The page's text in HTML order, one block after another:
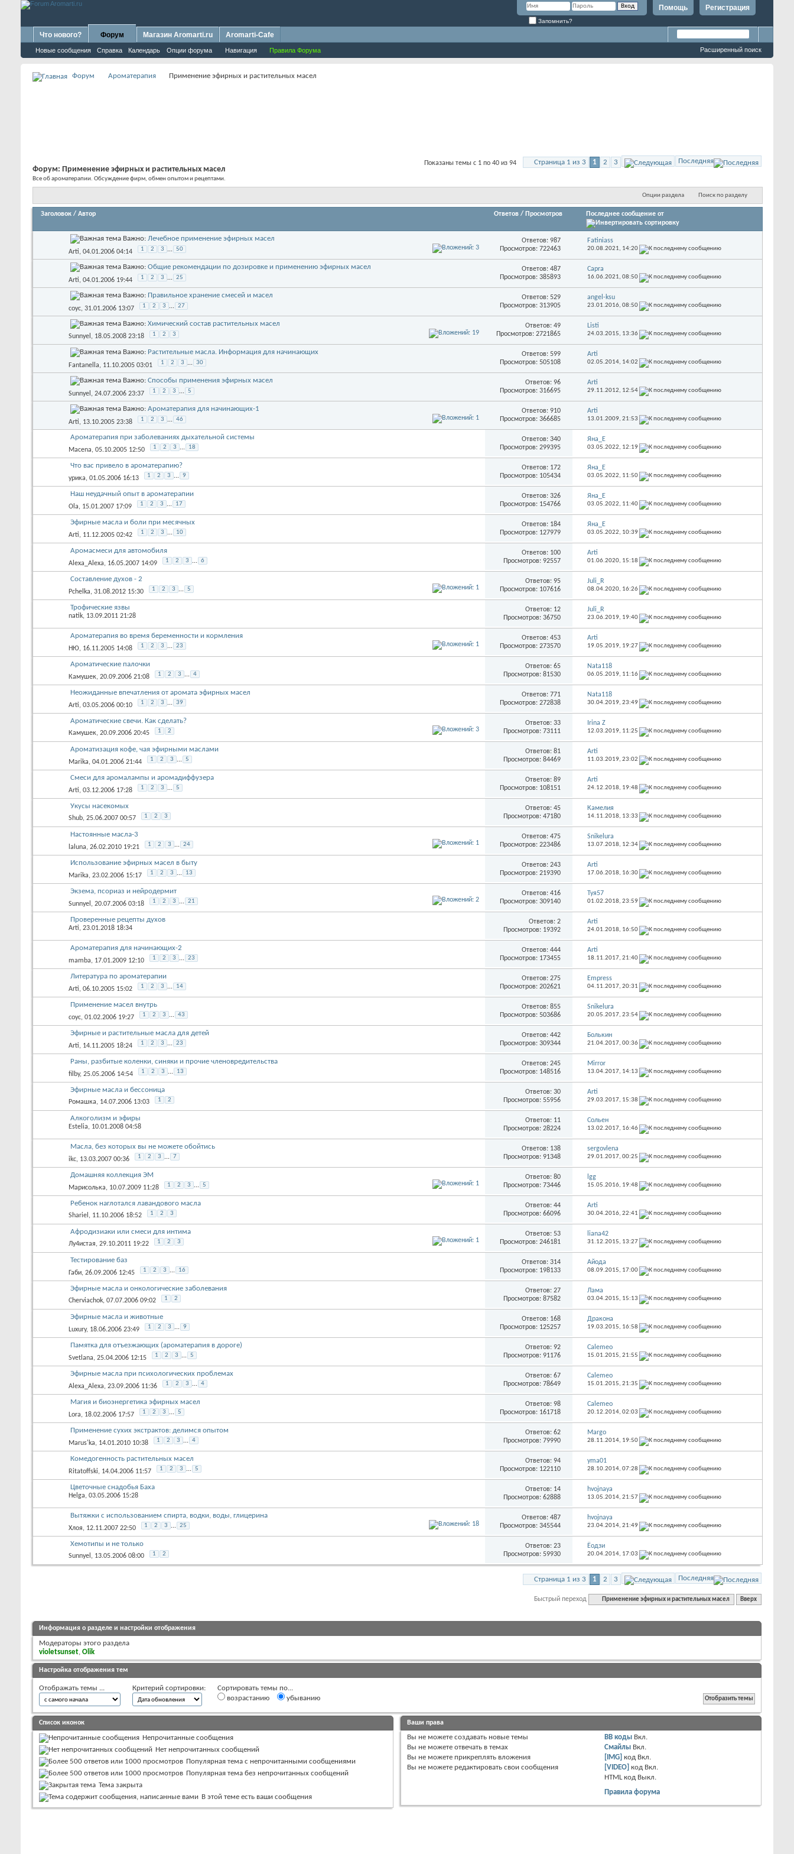
Регистрация
Помощь
Запомнить?
Что нового? Форум
Новые сообщения Справка Календарь Опции форума Навигация Правила Форума
Магазин Aromarti.ru Aromarti-Cafe
Расширенный поиск
Форум Ароматерапия Применение эфирных и растительных масел
Страница 1 из 3 1 2 3 Последняя
Показаны темы с 1 по 40 из 94
Форум: Применение эфирных и растительных масел
Все об ароматерапии. Обсуждение фирм, обмен опытом и рецептами.
Опции раздела Поиск по разделу
Заголовок / Автор Ответов / Просмотров Последнее сообщение от
Важно: Лечебное применение эфирных масел
Arti, 04.01.2006 04:14 1 2 3 ... 50
Ответов: 987
Просмотров: 722463
Fatiniass
20.08.2021, 14:20
Важно: Общие рекомендации по дозировке и применению эфирных масел
Arti, 04.01.2006 19:44 1 2 3 ... 25
Ответов: 487
Просмотров: 385893
Capra
16.06.2021, 08:50
Важно: Правильное хранение смесей и масел
соус, 31.01.2006 13:07 1 2 3 ... 27
Ответов: 529
Просмотров: 313905
angel-ksu
23.01.2016, 08:50
Важно: Химический состав растительных масел
Sunnyel , 18.05.2008 23:18 1 2 3
Ответов: 49
Просмотров: 2721865
Listi
24.03.2015, 13:36
Важно: Растительные масла. Информация для начинающих
Fantanella, 11.10.2005 03:01 1 2 3 ... 30
Ответов: 599
Просмотров: 505108
Arti
02.05.2014, 14:02
Важно: Способы применения эфирных масел
Sunnyel , 24.07.2006 23:37 1 2 3 ... 5
Ответов: 96
Просмотров: 316695
Arti
29.11.2012, 12:54
Важно: Ароматерапия для начинающих-1
Arti, 13.10.2005 23:38 1 2 3 ... 46
Ответов: 910
Просмотров: 366685
Arti
13.01.2009, 21:53
Ароматерапия при заболеваниях дыхательной системы
Macena, 05.10.2005 12:50 1 2 3 ... 18
Ответов: 340
Просмотров: 299395
Яна_Е
03.05.2022, 12:19
Что вас привело в ароматерапию?
урика, 01.05.2006 16:13 1 2 3 ... 9
Ответов: 172
Просмотров: 105434
Яна_Е
03.05.2022, 11:50
Наш неудачный опыт в ароматерапии
Ola, 15.01.2007 17:09 1 2 3 ... 17
Ответов: 326
Просмотров: 154766
Яна_Е
03.05.2022, 11:40
Эфирные масла и боли при месячных
Arti, 11.12.2005 02:42 1 2 3 ... 10
Ответов: 184
Просмотров: 127979
Яна_Е
03.05.2022, 10:39
Аромасмеси для автомобиля
Alexa_Alexa, 16.05.2007 14:09 1 2 3 ... 6
Ответов: 100
Просмотров: 92557
Arti
01.06.2020, 15:18
Составление духов - 2
Pchelka, 31.08.2012 15:30 1 2 3 ... 5
Ответов: 95
Просмотров: 107616
Juli_R
08.04.2020, 16:26
Трофические язвы
natik, 13.09.2011 21:28
Ответов: 12
Просмотров: 36750
Juli_R
23.06.2019, 19:40
Ароматерапия во время беременности и кормления
НЮ, 16.11.2005 14:08 1 2 3 ... 23
Ответов: 453
Просмотров: 273570
Arti
19.05.2019, 19:27
Ароматические палочки
Камушек, 20.09.2006 21:08 1 2 3 ... 4
Ответов: 65
Просмотров: 81530
Nata118
06.05.2019, 11:16
Неожиданные впечатления от аромата эфирных масел
Arti, 03.05.2006 00:10 1 2 3 ... 39
Ответов: 771
Просмотров: 272838
Nata118
30.04.2019, 23:49
Ароматические свечи. Как сделать?
Камушек, 20.09.2006 20:45 1 2
Ответов: 33
Просмотров: 73111
Irina Z
12.03.2019, 11:25
Ароматизация кофе, чая эфирными маслами
Marika, 04.01.2006 21:44 1 2 3 ... 5
Ответов: 81
Просмотров: 84469
Arti
11.03.2019, 23:02
Смеси для аромалампы и аромадиффузера
Arti, 03.12.2006 17:28 1 2 3 ... 5
Ответов: 89
Просмотров: 108151
Arti
24.12.2018, 19:48
Укусы насекомых
Shub, 25.06.2007 00:57 1 2 3
Ответов: 45
Просмотров: 47180
Камелия
14.11.2018, 13:33
Настоянные масла-3
laluna, 26.02.2010 19:21 1 2 3 ... 24
Ответов: 475
Просмотров: 223486
Snikelura
13.07.2018, 12:34
Использование эфирных масел в быту
Marika, 23.02.2006 15:17 1 2 3 ... 13
Ответов: 243
Просмотров: 219390
Arti
17.06.2018, 16:30
Экзема, псориаз и нейродермит
Sunnyel , 20.07.2006 03:18 1 2 3 ... 21
Ответов: 416
Просмотров: 309140
Туя57
01.02.2018, 23:59
Проверенные рецепты духов
Arti, 23.01.2018 18:34
Ответов: 2
Просмотров: 19392
Arti
24.01.2018, 16:50
Ароматерапия для начинающих-2
mamba, 17.01.2009 12:10 1 2 3 ... 23
Ответов: 444
Просмотров: 173455
Arti
18.11.2017, 21:40
Литература по ароматерапии
Arti, 06.10.2005 15:02 1 2 3 ... 14
Ответов: 275
Просмотров: 202621
Empress
04.11.2017, 20:31
Применение масел внутрь
соус, 01.02.2006 19:27 1 2 3 ... 43
Ответов: 855
Просмотров: 503686
Snikelura
20.05.2017, 23:54
Эфирные и растительные масла для детей
Arti, 14.11.2005 18:24 1 2 3 ... 23
Ответов: 442
Просмотров: 309344
Болькин
21.04.2017, 00:36
Раны, разбитые коленки, синяки и прочие членовредительства
filby, 25.05.2006 14:54 1 2 3 ... 13
Ответов: 245
Просмотров: 148516
Mirror
13.04.2017, 14:13
Эфирные масла и бессоница
Ромашка, 14.07.2006 13:03 1 2
Ответов: 30
Просмотров: 55956
Arti
29.03.2017, 15:38
Алкоголизм и эфиры
Estelia, 10.01.2008 04:58
Ответов: 11
Просмотров: 28224
Сольен
13.02.2017, 16:46
Масла, без которых вы не можете обойтись
ikc, 13.03.2007 00:36 1 2 3 ... 7
Ответов: 138
Просмотров: 91348
sergovlena
29.01.2017, 00:25
Домашняя коллекция ЭМ
Марисолька, 10.07.2009 11:28 1 2 3 ... 5
Ответов: 80
Просмотров: 73446
lgg
15.05.2016, 19:48
Ребенок наглотался лавандового масла
Shariel , 11.10.2006 18:52 1 2 3
Ответов: 44
Просмотров: 66096
Arti
30.04.2016, 22:41
Афродизиаки или смеси для интима
Лу4истая, 29.10.2011 19:22 1 2 3
Ответов: 53
Просмотров: 246181
liana42
31.12.2015, 13:27
Тестирование баз
Габи, 26.09.2006 12:45 1 2 3 ... 16
Ответов: 314
Просмотров: 198133
Айода
08.09.2015, 17:00
Эфирные масла и онкологические заболевания
Cherviachok, 07.07.2006 09:02 1 2
Ответов: 27
Просмотров: 87582
Лама
03.04.2015, 15:13
Эфирные масла и животные
Luxury, 18.06.2006 23:49 1 2 3 ... 9
Ответов: 168
Просмотров: 125257
Дракона
19.03.2015, 16:58
Памятка для отъезжающих (ароматерапия в дороге)
Svetlana, 25.04.2006 12:15 1 2 3 ... 5
Ответов: 92
Просмотров: 91176
Calemeo
15.01.2015, 21:55
Эфирные масла при психологических проблемах
Alexa_Alexa, 23.09.2006 11:36 1 2 3 ... 4
Ответов: 67
Просмотров: 78649
Calemeo
15.01.2015, 21:35
Магия и биоэнергетика эфирных масел
Lora, 18.02.2006 17:57 1 2 3 ... 5
Ответов: 98
Просмотров: 161718
Calemeo
20.12.2014, 02:03
Применение сухих экстрактов: делимся опытом
Marus'ka, 14.01.2010 10:38 1 2 3 ... 4
Ответов: 62
Просмотров: 79990
Margo
28.11.2014, 19:50
Комедогенность растительных масел
Ritatoffski, 14.04.2006 11:57 1 2 3 ... 5
Ответов: 94
Просмотров: 122110
yma01
28.10.2014, 07:28
Цветочные снадобья Баха
Helga, 03.05.2006 15:28
Ответов: 14
Просмотров: 62888
hvojnaya
13.05.2014, 21:57
Вытяжки с использованием спирта, водки, воды, глицерина
Хлоя, 12.11.2007 22:50 1 2 3 ... 25
Ответов: 487
Просмотров: 345544
hvojnaya
23.04.2014, 21:49
Хемотипы и не только
Sunnyel , 13.05.2006 08:00 1 2
Ответов: 23
Просмотров: 59930
Ёодзи
20.04.2014, 17:03
Страница 1 из 3 1 2 3 Последняя
Быстрый переход Применение эфирных и растительных масел Вверх
Информация о разделе и настройки отображения
Модераторы этого раздела
violetsunset, Olik
Настройка отображения тем
Отображать темы ... Критерий сортировки:
Сортировать темы по...
возрастанию
убыванию
Список иконок
Непрочитанные сообщения
Нет непрочитанных сообщений
Популярная тема с непрочитанными сообщениями
Популярная тема без непрочитанных сообщений
Тема закрыта
В этой теме есть ваши сообщения
Ваши права
Вы не можете создавать новые темы
Вы не можете отвечать в темах
Вы не можете прикреплять вложения
Вы не можете редактировать свои сообщения
BB коды Вкл.
Смайлы Вкл.
[IMG] код Вкл.
[VIDEO] код Вкл.
HTML код Выкл.
Правила форума